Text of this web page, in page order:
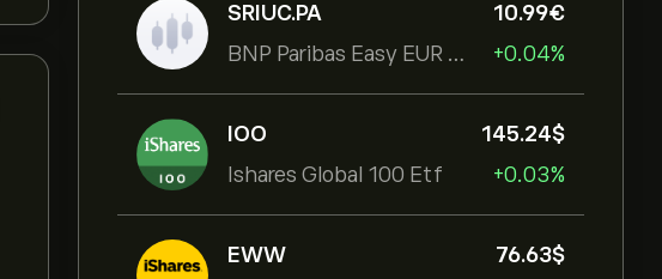
SRIUC.PA
BNP Paribas Easy EUR Corp Bond SRI Fossil Free Ult
10.99‎€‎
+0.04%
IOO
Ishares Global 100 Etf
145.24‎$‎
+0.03%
EWW
76.63‎$‎